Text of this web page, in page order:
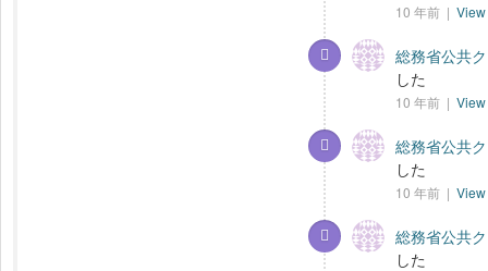
10 年前 |
総務省公共
した
10 年前 |
総務省公共
した
10 年前 |
総務省公共
した